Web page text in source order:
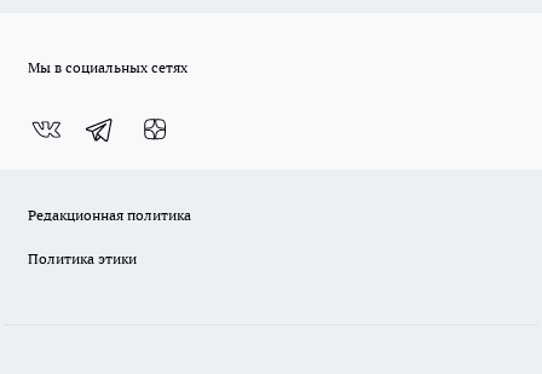
Мы в социальных сетях
Редакционная политика
Политика этики